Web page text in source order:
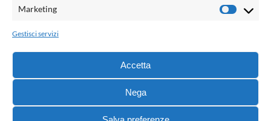
Marketing
Gestisci servizi
Accetta
Nega
email:
Grafica e web:Salvatore Leto
© 2021 - G.B. Palumbo & C. Editore S.p.A. - Tutti i diritti